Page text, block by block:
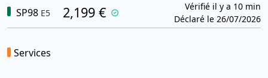
SP98 E5 2,199 €
Vérifié il y a 10 min
Déclaré le 26/07/2026
Services